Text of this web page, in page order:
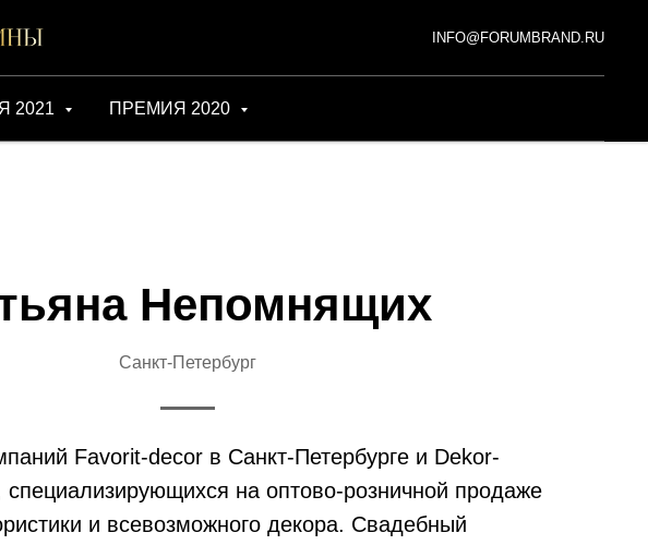
INFO@FORUMBRAND.RU
2021 ПРЕМИЯ 2020
Непомнящих
Санкт-Петербург
Favorit-decor в Санкт-Петербурге и Dekor-
на оптово-розничной продаже
и всевозможного декора. Свадебный